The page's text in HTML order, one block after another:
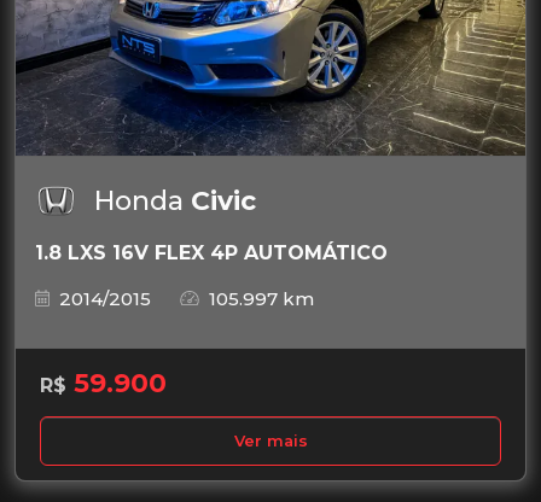
Honda Civic
1.8 LXS 16V FLEX 4P AUTOMÁTICO
2014/2015
105.997 km
R$ 59.900
Ver mais